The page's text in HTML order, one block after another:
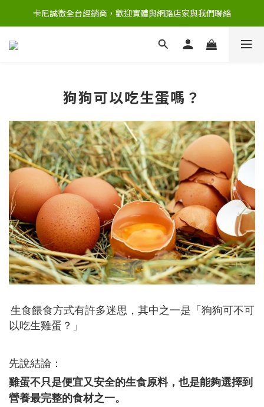
卡尼誠徵全台經銷商，歡迎實體與網路店家與我們聯絡
狗狗可以吃生蛋嗎？
生食餵食方式有許多迷思，其中之一是「狗狗可不可
以吃生雞蛋？」
先說結論：
雞蛋不只是便宜又安全的生食原料，也是能夠選擇到
營養最完整的食材之一。